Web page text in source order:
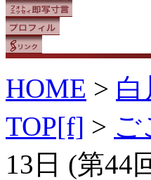
HOME >
TOP[f] > ご
13日 (第44